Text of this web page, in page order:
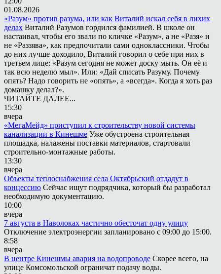
01.08.2026
«Разум» против разума, или как Виталий искал себя в лихих
делах Виталий Разумов гордился фамилией. В школе он
настаивал, чтобы его звали по кличке «Разум», а не «Разя» и
не «Раззява», как предпочитали сами одноклассники. Чтобы
до них лучше доходило, Виталий говорил о себе при них в
третьем лице: «Разум сегодня не может доску мыть. Он её и
так всю неделю мыл». Или: «Дай списать Разуму. Почему
опять? Надо говорить не «опять», а «всегда». Когда я хоть раз
домашку делал?».
ЧИТАЙТЕ ДАЛЕЕ...
15:30
вчера
«МегаМейд» приступил к строительству новой системы
канализации в Кинешме Уже обустроена строительная
площадка, налажены поставки материалов, стартовали
строительно-монтажные работы.
13:30
вчера
Объекты теплоснабжения села Октябрьский отдадут в
концессию Сейчас ищут подрядчика, который бы разработал
необходимую документацию.
10:00
вчера
7 августа в Наволоках частично обесточат одну улицу
Отключение электроэнергии запланировано с 09:00 до 15:00.
8:58
вчера
В центре Кинешмы авария на водопроводе Скорее всего, на
улице Комсомольской ограничат подачу воды.